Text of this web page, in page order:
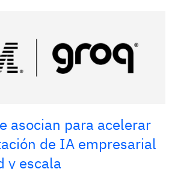
asocian para acelerar
de IA empresarial
y escala